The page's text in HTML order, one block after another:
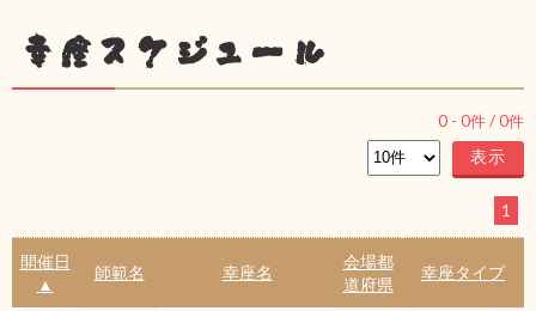
幸座スケジュール
0 - 0件 /0件
1
開催日
▲
師範名 幸座名
会場都
道府県
幸座タイプ